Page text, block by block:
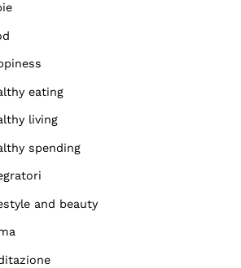
eating
living
spending
and beauty